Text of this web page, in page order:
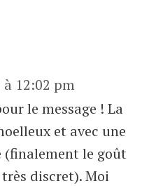
à 12:02 pm
le message ! La
et avec une
(finalement le goût
discret). Moi